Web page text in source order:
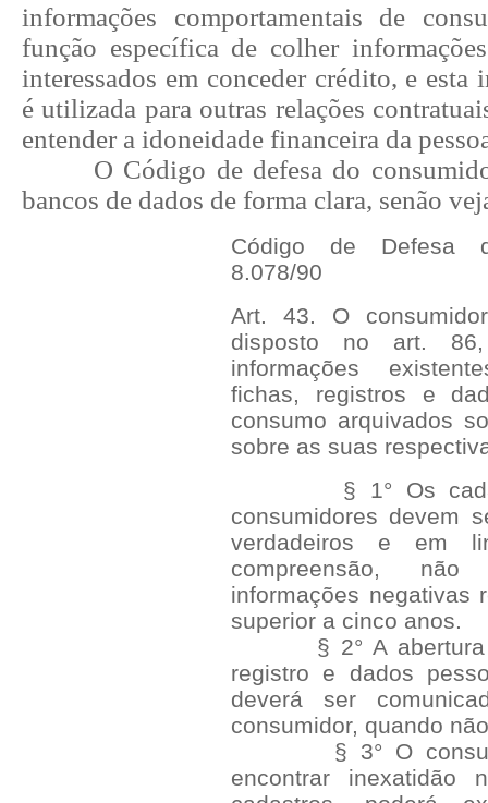
informações comportamentais de
função específica de colher
interessados em conceder crédito, e esta
é utilizada para outras relações
entender a idoneidade financeira da
O Código de defesa do
bancos de dados de forma clara, senão
Código de Defesa
8.078/90
Art. 43. O
disposto no art.
informações
fichas, registros e
consumo arquivados
sobre as suas
§ 1° Os
consumidores devem
verdadeiros e em
compreensão,
informações negativas
superior a cinco anos.
§ 2° A abertura
registro e dados
deverá ser
consumidor, quando
§ 3° O
encontrar inexatidão